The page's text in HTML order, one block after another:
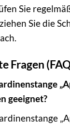
Sie
Sie die
Fragen
geeignet?